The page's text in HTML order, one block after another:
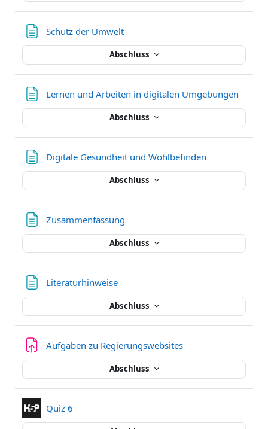
Schutz der UmweltTextseite
Abschluss
Lernen und Arbeiten in digitalen Umgebungen
Abschluss
Digitale Gesundheit und Wohlbefinden
Abschluss
Zusammenfassung
Abschluss
LiteraturhinweiseTextseite
Abschluss
Aufgaben zu Regierungswebsites
Abschluss
Quiz 6